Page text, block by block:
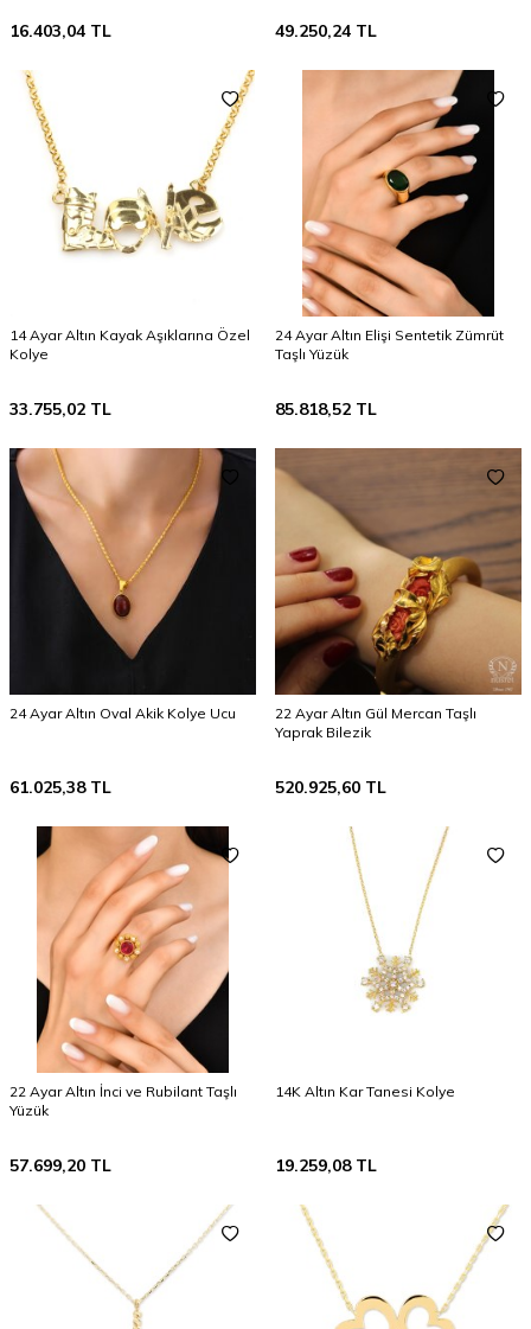
16.403,04 TL 49.250,24 TL
14 Ayar Altın Kayak Aşıklarına Özel
Kolye
33.755,02 TL
24 Ayar Altın Elişi Sentetik Zümrüt
Taşlı Yüzük
85.818,52 TL
24 Ayar Altın Oval Akik Kolye Ucu
61.025,38TL
22 Ayar Altın Gül Mercan Taşlı
Yaprak Bilezik
520.925,60 TL
22 Ayar Altın İnci ve Rubilant Taşlı
Yüzük
57.699,20 TL
14K Altın Kar Tanesi Kolye
19.259,08TL